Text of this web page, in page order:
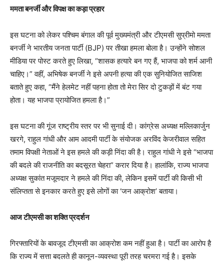
ममता बनर्जी और विपक्ष का कड़ा प्रहार
इस घटना को लेकर पश्चिम बंगाल की पूर्व मुख्यमंत्री और टीएमसी सुप्रीमो ममता
बनर्जी ने भारतीय जनता पार्टी (BJP) पर तीखा हमला बोला है। उन्होंने सोशल
मीडिया पर पोस्ट करते हुए लिखा, “शासक हत्यारे बन गए हैं, भाजपा को शर्म आनी
चाहिए।” वहीं, अभिषेक बनर्जी ने इसे अपनी हत्या की एक सुनियोजित साजिश
बताते हुए कहा, “मैंने हेलमेट नहीं पहना होता तो मेरा सिर दो टुकड़ों में बंट गया
होता। यह भाजपा प्रायोजित हमला है।”
इस घटना की गूंज राष्ट्रीय स्तर पर भी सुनाई दी। कांग्रेस अध्यक्ष मल्लिकार्जुन
खरगे, राहुल गांधी और आम आदमी पार्टी के संयोजक अरविंद केजरीवाल सहित
तमाम विपक्षी नेताओं ने इस हमले की कड़ी निंदा की है। राहुल गांधी ने इसे “भाजपा
की बदले की राजनीति का बदसूरत चेहरा” करार दिया है। हालांकि, राज्य भाजपा
अध्यक्ष सुकांत मजूमदार ने हमले की निंदा की, लेकिन इसमें पार्टी की किसी भी
संलिप्तता से इनकार करते हुए इसे लोगों का ‘जन आक्रोश’ बताया।
आज टीएमसी का शक्ति प्रदर्शन
गिरफ्तारियों के बावजूद टीएमसी का आक्रोश कम नहीं हुआ है। पार्टी का आरोप है
कि राज्य में सत्ता बदलते ही कानून-व्यवस्था पूरी तरह चरमरा गई है। इसके